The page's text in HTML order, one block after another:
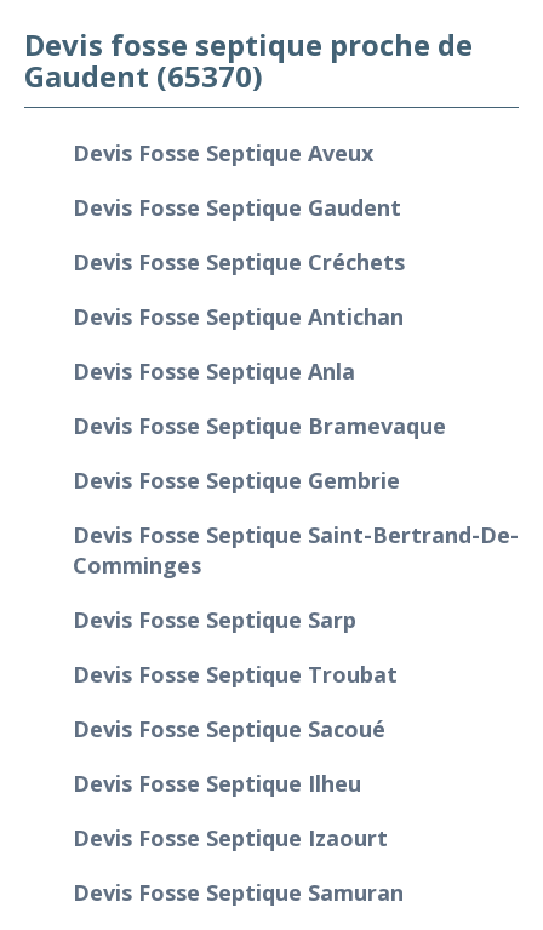
Devis fosse septique proche de
Gaudent (65370)
Devis Fosse Septique Aveux
Devis Fosse Septique Gaudent
Devis Fosse Septique Créchets
Devis Fosse Septique Antichan
Devis Fosse Septique Anla
Devis Fosse Septique Bramevaque
Devis Fosse Septique Gembrie
Devis Fosse Septique Saint-Bertrand-De-
Comminges
Devis Fosse Septique Sarp
Devis Fosse Septique Troubat
Devis Fosse Septique Sacoué
Devis Fosse Septique Ilheu
Devis Fosse Septique Izaourt
Devis Fosse Septique Samuran